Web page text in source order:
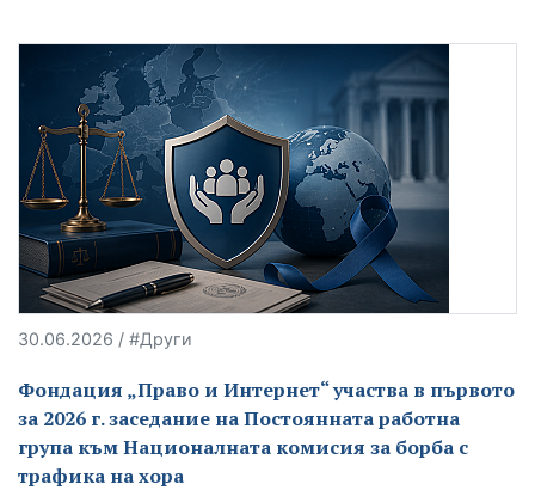
30.06.2026 / #Други
Фондация „Право и Интернет“ участва в първото
за 2026 г. заседание на Постоянната работна
група към Националната комисия за борба с
трафика на хора